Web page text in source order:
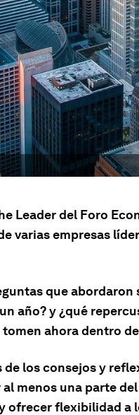
Leader del Foro
varias empresas
que abordaron
año? y ¿qué
ahora dentro de
de los consejos y
menos una parte
ofrecer flexibilidad a